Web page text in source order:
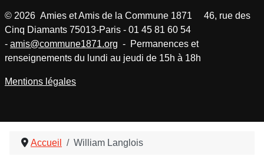
Accueil William Langlois
© 2026 Amies et Amis de la Commune 1871 46, rue des
Cinq Diamants 75013-Paris - 01 45 81 60 54
- amis@commune1871.org - Permanences et
renseignements du lundi au jeudi de 15h à 18h
Mentions légales